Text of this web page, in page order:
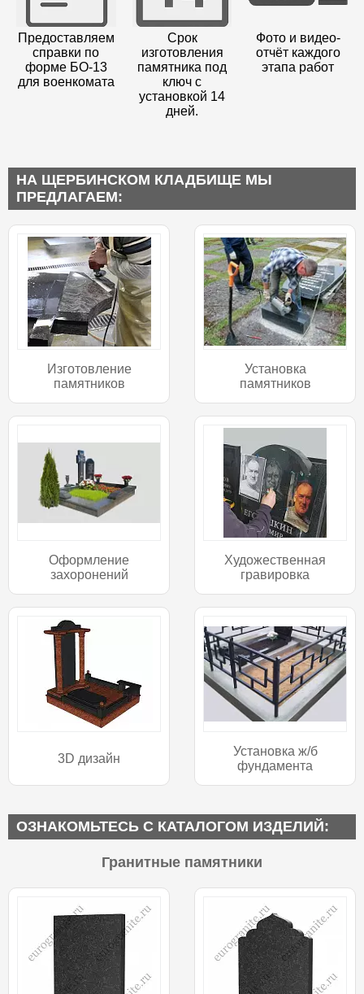
Предоставляем
справки по
форме БО-13
для военкомата
Срок
изготовления
памятника под
ключ с
установкой 14
дней.
Фото и видео-
отчёт каждого
этапа работ
НА ЩЕРБИНСКОМ КЛАДБИЩЕ МЫ
ПРЕДЛАГАЕМ:
Изготовление
памятников
Установка
памятников
Оформление
захоронений
Художественная
гравировка
3D дизайн
Установка ж/б
фундамента
ОЗНАКОМЬТЕСЬ С КАТАЛОГОМ ИЗДЕЛИЙ:
Гранитные памятники